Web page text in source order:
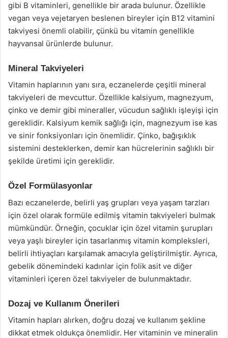
gibi B vitaminleri, genellikle bir arada bulunur. Özellikle
vegan veya vejetaryen beslenen bireyler için B12 vitamini
takviyesi önemli olabilir, çünkü bu vitamin genellikle
hayvansal ürünlerde bulunur.
Mineral Takviyeleri
Vitamin haplarının yanı sıra, eczanelerde çeşitli mineral
takviyeleri de mevcuttur. Özellikle kalsiyum, magnezyum,
çinko ve demir gibi mineraller, vücudun sağlıklı işleyişi için
gereklidir. Kalsiyum kemik sağlığı için, magnezyum ise kas
ve sinir fonksiyonları için önemlidir. Çinko, bağışıklık
sistemini desteklerken, demir kan hücrelerinin sağlıklı bir
şekilde üretimi için gereklidir.
Özel Formülasyonlar
Bazı eczanelerde, belirli yaş grupları veya yaşam tarzları
için özel olarak formüle edilmiş vitamin takviyeleri bulmak
mümkündür. Örneğin, çocuklar için özel vitamin şurupları
veya yaşlı bireyler için tasarlanmış vitamin kompleksleri,
belirli ihtiyaçları karşılamak amacıyla geliştirilmiştir. Ayrıca,
gebelik dönemindeki kadınlar için folik asit ve diğer
vitaminleri içeren özel takviyeler de bulunmaktadır.
Dozaj ve Kullanım Önerileri
Vitamin hapları alırken, doğru dozaj ve kullanım şekline
dikkat etmek oldukça önemlidir. Her vitaminin ve mineralin